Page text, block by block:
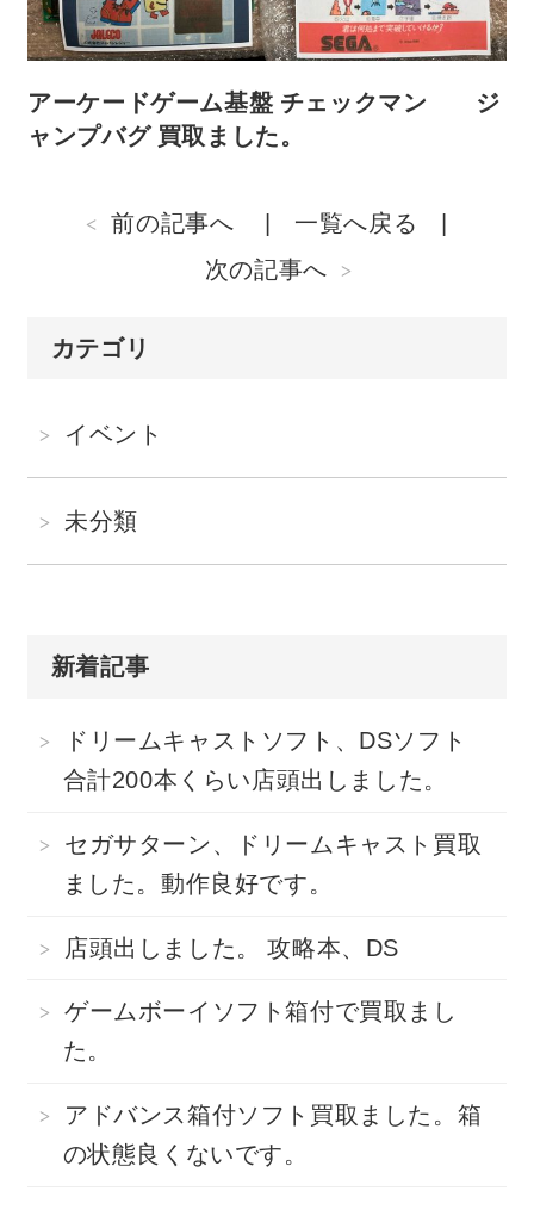
アーケードゲーム基盤 チェックマン ジ
ャンプバグ 買取ました。
前の記事へ
一覧へ戻る
次の記事へ
カテゴリ
イベント
未分類
新着記事
ドリームキャストソフト、DSソフト
合計200本くらい店頭出しました。
セガサターン、ドリームキャスト買取
ました。動作良好です。
店頭出しました。 攻略本、DS
ゲームボーイソフト箱付で買取まし
た。
アドバンス箱付ソフト買取ました。箱
の状態良くないです。